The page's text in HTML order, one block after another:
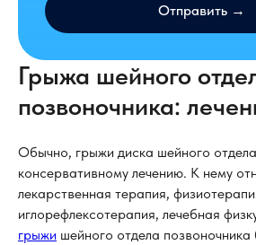
Отправить →
Грыжа шейного
позвоночника:
Обычно, грыжи диска шейного
консервативному лечению. К нему
лекарственная терапия,
иглорефлексотерапия, лечебная
грыжи шейного отдела